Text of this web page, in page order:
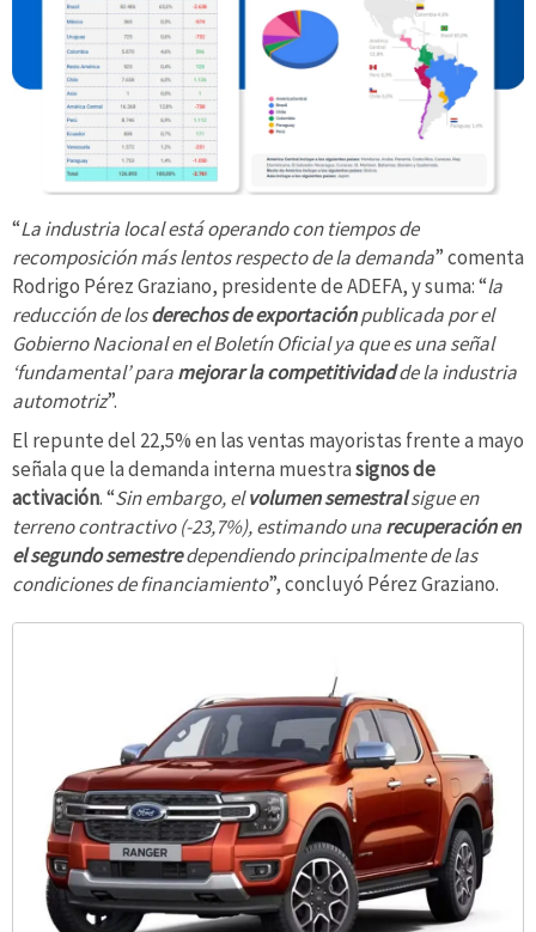
“La industria local está operando con tiempos de
recomposición más lentos respecto de la demanda” comenta
Rodrigo Pérez Graziano, presidente de ADEFA, y suma: “la
reducción de losderechos de exportaciónpublicada por el
Gobierno Nacional en el Boletín Oficial ya que es una señal
‘fundamental’ paramejorar la competitividadde la industria
automotriz”.
El repunte del 22,5% en las ventas mayoristas frente a mayo
señala que la demanda interna muestrasignos de
activación. “Sin embargo, elvolumen semestralsigue en
terreno contractivo (-23,7%), estimando unarecuperación en
el segundo semestredependiendo principalmente de las
condiciones de financiamiento”, concluyó Pérez Graziano.